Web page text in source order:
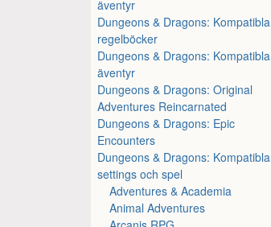
äventyr
Dungeons & Dragons: Kompatibla
regelböcker
Dungeons & Dragons: Kompatibla
äventyr
Dungeons & Dragons: Original
Adventures Reincarnated
Dungeons & Dragons: Epic
Encounters
Dungeons & Dragons: Kompatibla
settings och spel
Adventures & Academia
Animal Adventures